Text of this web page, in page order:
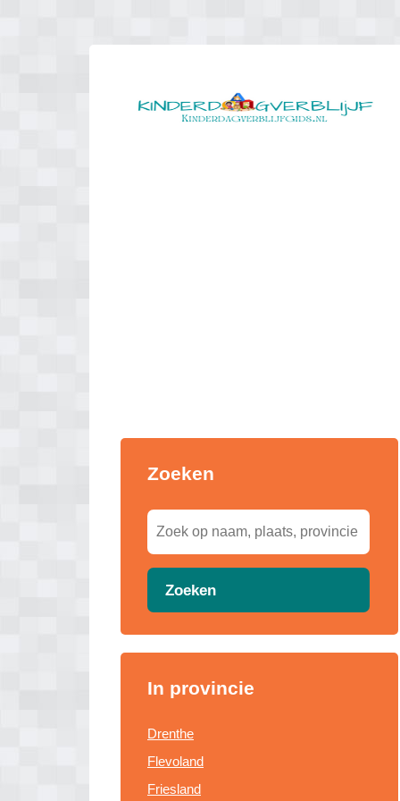
Zoeken
Zoeken
In provincie
Drenthe
Flevoland
Friesland